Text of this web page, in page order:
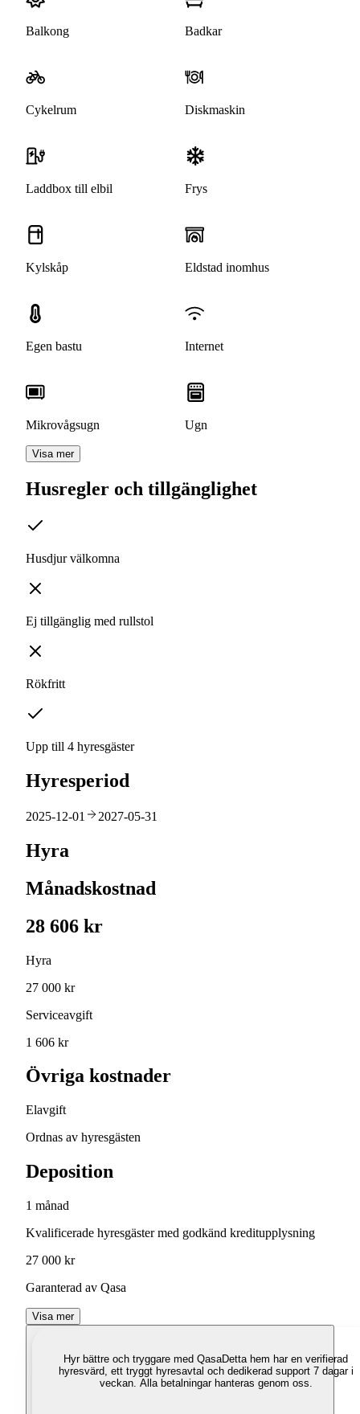
Balkong Badkar
Cykelrum Diskmaskin
Laddbox till elbil Frys
Kylskåp Eldstad inomhus
Egen bastu Internet
Mikrovågsugn Ugn
Visa mer
Husregler och tillgänglighet
Husdjur välkomna
Ej tillgänglig med rullstol
Rökfritt
Upp till 4 hyresgäster
Hyresperiod
2025-12-01 2027-05-31
Hyra
Månadskostnad
28 606 kr
Hyra
27 000 kr
Serviceavgift
1 606 kr
Övriga kostnader
Elavgift
Ordnas av hyresgästen
Deposition
1 månad
Kvalificerade hyresgäster med godkänd kreditupplysning
27 000 kr
Garanterad av Qasa
Visa mer
Hyr bättre och tryggare med QasaDetta hem har en verifierad
hyresvärd, ett tryggt hyresavtal och dedikerad support 7 dagar i
veckan. Alla betalningar hanteras genom oss.